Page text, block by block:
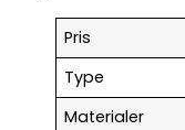
Pris
Type
Materialer